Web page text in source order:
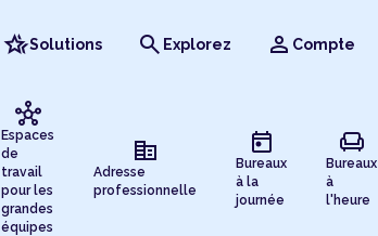
hotel_classSolutions search Explorez person Compte
hub
Espaces
de
travail
pour les
grandes
équipes
corporate_fare
Adresse
professionnelle
today
Bureaux
à la
journée
chair
Bureaux
à
l'heure